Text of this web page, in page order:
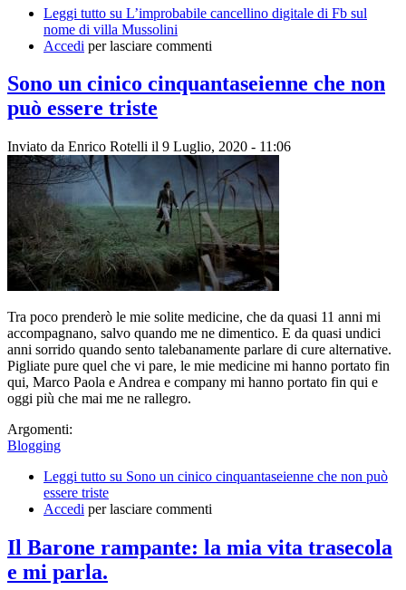
Leggi tutto su L’improbabile cancellino digitale di Fb sul
nome di villa Mussolini
Accedi per lasciare commenti
Sono un cinico cinquantaseienne che non
può essere triste
Inviato da Enrico Rotelli il 9 Luglio, 2020 - 11:06
Tra poco prenderò le mie solite medicine, che da quasi 11 anni mi
accompagnano, salvo quando me ne dimentico. E da quasi undici
anni sorrido quando sento talebanamente parlare di cure alternative.
Pigliate pure quel che vi pare, le mie medicine mi hanno portato fin
qui, Marco Paola e Andrea e company mi hanno portato fin qui e
oggi più che mai me ne rallegro.
Argomenti:
Blogging
Leggi tutto su Sono un cinico cinquantaseienne che non può
essere triste
Accedi per lasciare commenti
Il Barone rampante: la mia vita trasecola
e mi parla.